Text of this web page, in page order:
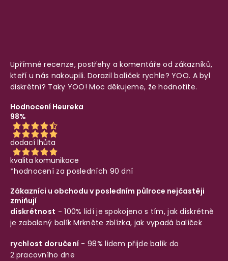
Upřímné recenze, postřehy a komentáře od zákazníků,
kteří u nás nakoupili. Dorazil balíček rychle? YOO. A byl
diskrétní? Taky YOO! Moc děkujeme, že hodnotíte.
Hodnocení Heureka
98%
dodací lhůta
kvalita komunikace
*hodnocení za posledních 90 dní
Zákazníci u obchodu v posledním půlroce nejčastěji
zmiňují
diskrétnost - 100% lidí je spokojeno s tím, jak diskrétně
je zabalený balíkMrkněte zblízka, jak vypadá balíček
rychlost doručení - 98% lidem přijde balík do
2.pracovního dne